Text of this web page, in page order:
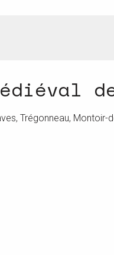
Trégonneau, Montoir-